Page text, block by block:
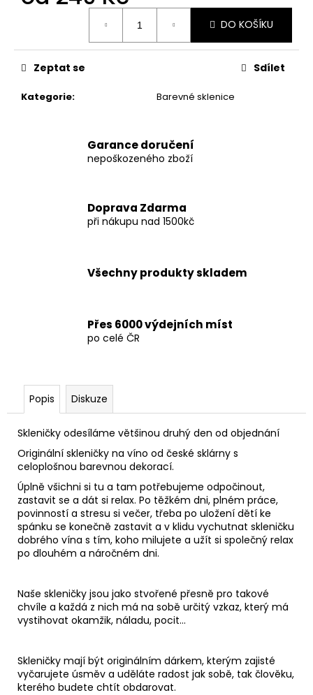
DO KOŠÍKU
Kategorie: Barevné sklenice
Zeptat se Sdílet
Garance doručení
nepoškozeného zboží
Doprava Zdarma
při nákupu nad 1500kč
Všechny produkty skladem
Přes 6000 výdejních míst
po celé ČR
Popis Diskuze
Skleničky odesíláme většinou druhý den od objednání
Originální skleničky na víno od české sklárny s
celoplošnou barevnou dekorací.
Úplně všichni si tu a tam potřebujeme odpočinout,
zastavit se a dát si relax. Po těžkém dni, plném práce,
povinností a stresu si večer, třeba po uložení dětí ke
spánku se konečně zastavit a v klidu vychutnat skleničku
dobrého vína s tím, koho milujete a užít si společný relax
po dlouhém a náročném dni.
Naše skleničky jsou jako stvořené přesně pro takové
chvíle a každá z nich má na sobě určitý vzkaz, který má
vystihovat okamžik, náladu, pocit...
Skleničky mají být originálním dárkem, kterým zajisté
vyčarujete úsměv a uděláte radost jak sobě, tak člověku,
kterého budete chtít obdarovat.